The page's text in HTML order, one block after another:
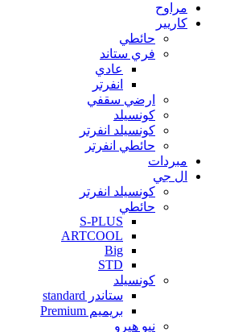
مراوح
كاريير
حائطي
فري ستاند
عادي
انفرتر
ارضي سقفي
كونسيلد
كونسيلد انفرتر
حائطي انفرتر
مبردات
ال جي
كونسيلد انفرتر
حائطي
S-PLUS
ARTCOOL
Big
STD
كونسيلد
ستاندر standard
بريميم Premium
نيو هيرو